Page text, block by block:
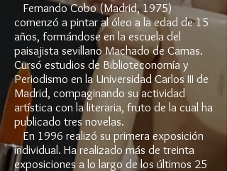
Fernando Cobo (Madrid, 1975)
comenzó a pintar al óleo a la edad de 15
años, formándose en la escuela del
paisajista sevillano Machado de Camas.
Cursó estudios de Biblioteconomía y
Periodismo en la Universidad Carlos III de
Madrid, compaginando su actividad
artística con la literaria, fruto de la cual ha
publicado tres novelas.
En 1996 realizó su primera exposición
individual. Ha realizado más de treinta
exposiciones a lo largo de los últimos 25